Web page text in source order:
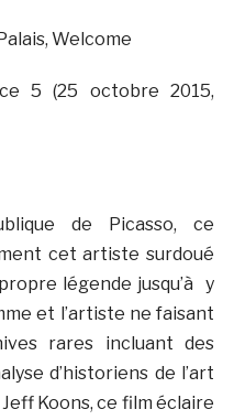
Welcome
5 (25 octobre 2015,
de Picasso, ce
cet artiste surdoué
légende jusqu’à y
et l’artiste ne faisant
rares incluant des
d’historiens de l’art
Koons, ce film éclaire